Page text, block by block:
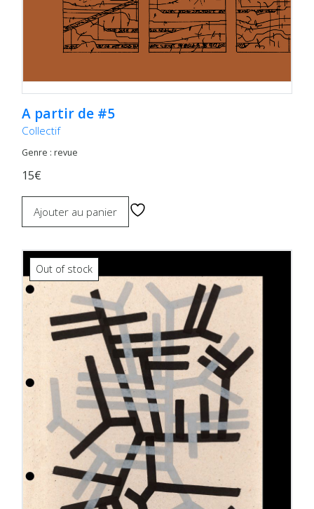
A partir de #5
Collectif
Genre : revue
15€
Ajouter au panier
Out of stock